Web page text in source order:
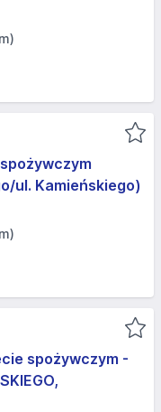
ul. Kamieńskiego)
spożywczym -